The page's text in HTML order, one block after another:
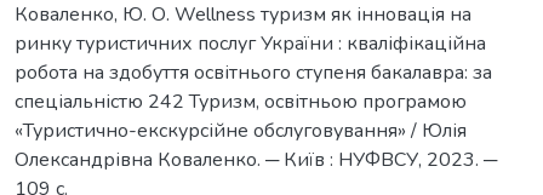
Коваленко, Ю. О. Wellness туризм як інновація на
ринку туристичних послуг України : кваліфікаційна
робота на здобуття освітнього ступеня бакалавра: за
спеціальністю 242 Туризм, освітньою програмою
«Туристично-екскурсійне обслуговування» / Юлія
Олександрівна Коваленко. ─ Київ : НУФВСУ, 2023. ─
109 с.